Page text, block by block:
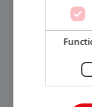
Aalsmeer,
33-36 uur
Een vakantie
het nu voor